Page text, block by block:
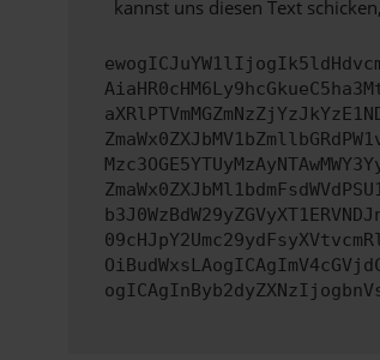
kannst uns diesen Text